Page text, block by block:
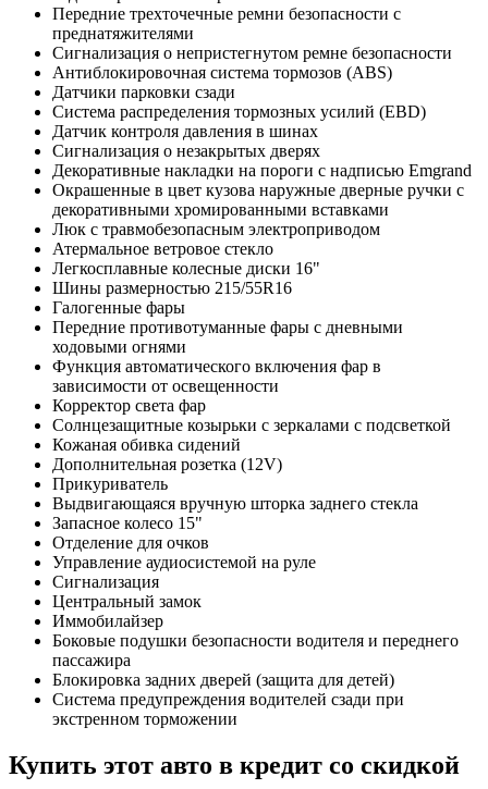
Передние трехточечные ремни безопасности с
преднатяжителями
Сигнализация о непристегнутом ремне безопасности
Антиблокировочная система тормозов (ABS)
Датчики парковки сзади
Система распределения тормозных усилий (EBD)
Датчик контроля давления в шинах
Сигнализация о незакрытых дверях
Декоративные накладки на пороги с надписью Emgrand
Окрашенные в цвет кузова наружные дверные ручки с
декоративными хромированными вставками
Люк с травмобезопасным электроприводом
Атермальное ветровое стекло
Легкосплавные колесные диски 16"
Шины размерностью 215/55R16
Галогенные фары
Передние противотуманные фары с дневными
ходовыми огнями
Функция автоматического включения фар в
зависимости от освещенности
Корректор света фар
Солнцезащитные козырьки с зеркалами с подсветкой
Кожаная обивка сидений
Дополнительная розетка (12V)
Прикуриватель
Выдвигающаяся вручную шторка заднего стекла
Запасное колесо 15"
Отделение для очков
Управление аудиосистемой на руле
Сигнализация
Центральный замок
Иммобилайзер
Боковые подушки безопасности водителя и переднего
пассажира
Блокировка задних дверей (защита для детей)
Система предупреждения водителей сзади при
экстренном торможении
Купить этот авто в кредит со скидкой